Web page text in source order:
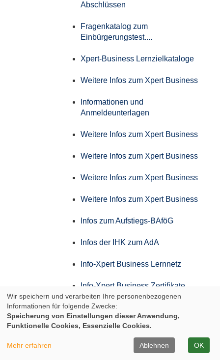
Abschlüssen
Fragenkatalog zum
Einbürgerungstest....
Xpert-Business Lernzielkataloge
Weitere Infos zum Xpert Business
Informationen und
Anmeldeunterlagen
Weitere Infos zum Xpert Business
Weitere Infos zum Xpert Business
Weitere Infos zum Xpert Business
Weitere Infos zum Xpert Business
Infos zum Aufstiegs-BAföG
Infos der IHK zum AdA
Info-Xpert Business Lernnetz
Info-Xpert Business Zertifikate
Weitere Infos zum Xpert Business
Weitere Infos zum Xpert Business
Weitere Infos zum Xpert Business
Wir speichern und verarbeiten Ihre personenbezogenen
Informationen für folgende Zwecke:
Speicherung von Einstellungen dieser Anwendung,
Funktionelle Cookies, Essenzielle Cookies.
Mehr erfahren Ablehnen OK